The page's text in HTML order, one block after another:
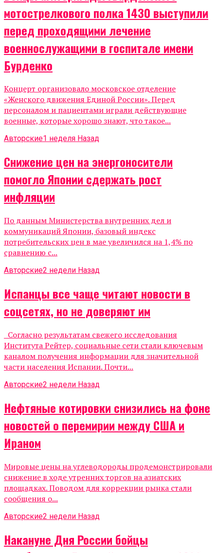
мотострелкового полка 1430 выступили
перед проходящими лечение
военнослужащими в госпитале имени
Бурденко
Концерт организовало московское отделение
«Женского движения Единой России». Перед
персоналом и пациентами играли действующие
военные, которые хорошо знают, что такое...
Авторские1 неделя Назад
Снижение цен на энергоносители
помогло Японии сдержать рост
инфляции
По данным Министерства внутренних дел и
коммуникаций Японии, базовый индекс
потребительских цен в мае увеличился на 1,4% по
сравнению с...
Авторские2 недели Назад
Испанцы все чаще читают новости в
соцсетях, но не доверяют им
Согласно результатам свежего исследования
Института Рейтер, социальные сети стали ключевым
каналом получения информации для значительной
части населения Испании. Почти...
Авторские2 недели Назад
Нефтяные котировки снизились на фоне
новостей о перемирии между США и
Ираном
Мировые цены на углеводороды продемонстрировали
снижение в ходе утренних торгов на азиатских
площадках. Поводом для коррекции рынка стали
сообщения о...
Авторские2 недели Назад
Накануне Дня России бойцы